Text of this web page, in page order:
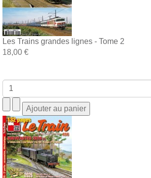
Les Trains grandes lignes - Tome 2
18,00 €